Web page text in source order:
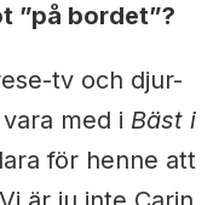
”på bordet”?
tv och djur-
med i Bäst i
för henne att